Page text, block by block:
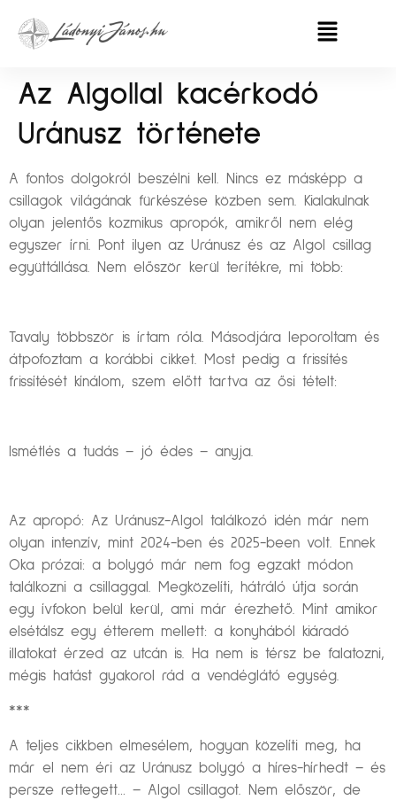
Az Algollal kacérkodó
Uránusz története
A fontos dolgokról beszélni kell. Nincs ez másképp a
csillagok világának fürkészése közben sem. Kialakulnak
olyan jelentős kozmikus apropók, amikről nem elég
egyszer írni. Pont ilyen az Uránusz és az Algol csillag
együttállása. Nem először kerül terítékre, mi több:
Tavaly többször is írtam róla. Másodjára leporoltam és
átpofoztam a korábbi cikket. Most pedig a frissítés
frissítését kínálom, szem előtt tartva az ősi tételt:
Ismétlés a tudás – jó édes – anyja.
Az apropó: Az Uránusz-Algol találkozó idén már nem
olyan intenzív, mint 2024-ben és 2025-been volt. Ennek
Oka prózai: a bolygó már nem fog egzakt módon
találkozni a csillaggal. Megközelíti, hátráló útja során
egy ívfokon belül kerül, ami már érezhető. Mint amikor
elsétálsz egy étterem mellett: a konyhából kiáradó
illatokat érzed az utcán is. Ha nem is térsz be falatozni,
mégis hatást gyakorol rád a vendéglátó egység.
***
A teljes cikkben elmesélem, hogyan közelíti meg, ha
már el nem éri az Uránusz bolygó a híres-hírhedt – és
persze rettegett… – Algol csillagot. Nem először, de